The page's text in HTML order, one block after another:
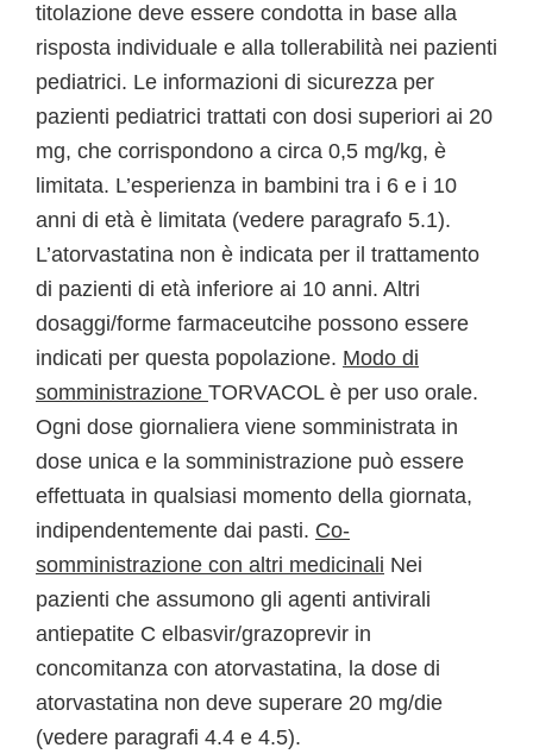
titolazione deve essere condotta in base alla
risposta individuale e alla tollerabilità nei pazienti
pediatrici. Le informazioni di sicurezza per
pazienti pediatrici trattati con dosi superiori ai 20
mg, che corrispondono a circa 0,5 mg/kg, è
limitata. L’esperienza in bambini tra i 6 e i 10
anni di età è limitata (vedere paragrafo 5.1).
L’atorvastatina non è indicata per il trattamento
di pazienti di età inferiore ai 10 anni. Altri
dosaggi/forme farmaceutcihe possono essere
indicati per questa popolazione. Modo di
somministrazione TORVACOL è per uso orale.
Ogni dose giornaliera viene somministrata in
dose unica e la somministrazione può essere
effettuata in qualsiasi momento della giornata,
indipendentemente dai pasti. Co-
somministrazione con altri medicinali Nei
pazienti che assumono gli agenti antivirali
antiepatite C elbasvir/grazoprevir in
concomitanza con atorvastatina, la dose di
atorvastatina non deve superare 20 mg/die
(vedere paragrafi 4.4 e 4.5).